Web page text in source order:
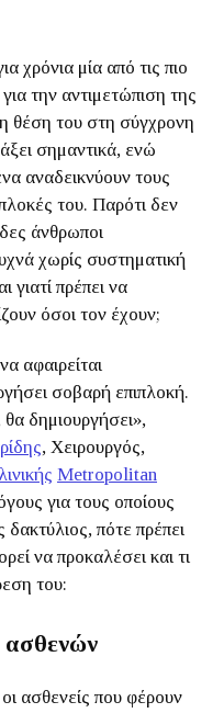
χρόνια μία από τις πιο
την αντιμετώπιση της
θέση του στη σύγχρονη
σημαντικά, ενώ
αναδεικνύουν τους
του. Παρότι δεν
άνθρωποι
χωρίς συστηματική
γιατί πρέπει να
όσοι τον έχουν;
αφαιρείται
σοβαρή επιπλοκή.
δημιουργήσει»,
, Χειρουργός,
Metropolitan
για τους οποίους
δακτύλιος, πότε πρέπει
να προκαλέσει και τι
του:
ασθενών
ασθενείς που φέρουν